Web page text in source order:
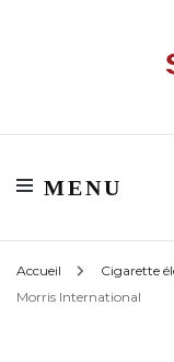
Blog
MENU
Accueil Cigarette
Morris International